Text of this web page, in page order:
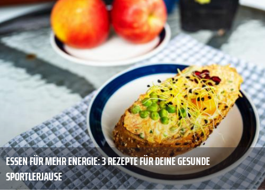
ESSEN FÜR MEHR ENERGIE: 3 REZEPTE FÜR DEINE GESUNDE
SPORTLERJAUSE